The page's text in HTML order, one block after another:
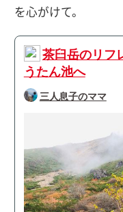
を心がけて。